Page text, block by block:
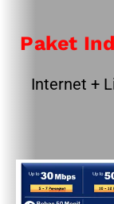
Paket
Internet +